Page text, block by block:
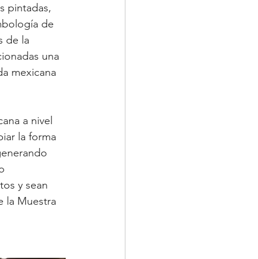
pintadas,
de
de la
una
mexicana
a nivel
la forma
y sean
la Muestra